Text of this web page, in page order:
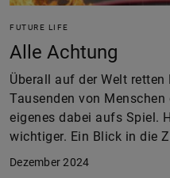
FUTURE LIFE
Alle Achtung
Überall auf der Welt
Tausenden von
eigenes dabei aufs Spiel.
wichtiger. Ein Blick in die
Dezember 2024